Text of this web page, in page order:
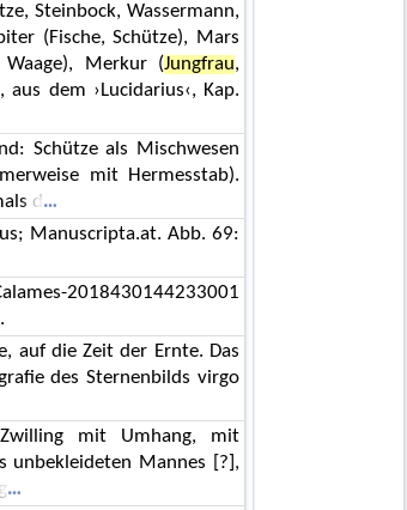
Steinbock, Wassermann,
(Fische, Schütze), Mars
Waage), Merkur (Jungfrau,
dem ›Lucidarius‹, Kap.
Schütze als Mischwesen
mit Hermesstab).
d
Manuscripta.at. Abb. 69:
2018430144233001
auf die Zeit der Ernte. Das
des Sternenbilds virgo
mit Umhang, mit
unbekleideten Mannes [?],